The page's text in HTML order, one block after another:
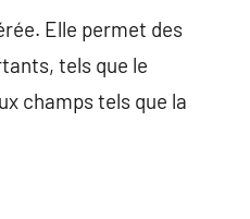
Elle permet des
tels que le
champs tels que la